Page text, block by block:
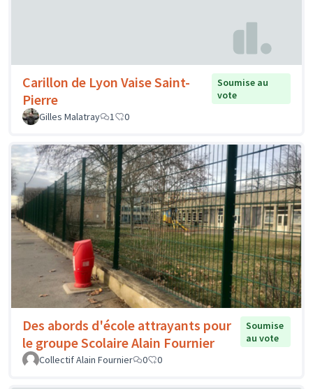
Carillon de Lyon Vaise Saint-
Pierre
Soumise au
vote
Gilles Malatray
1 0
Des abords d'école attrayants pour
le groupe Scolaire Alain Fournier
Soumise
au vote
Collectif Alain Fournier
0 0